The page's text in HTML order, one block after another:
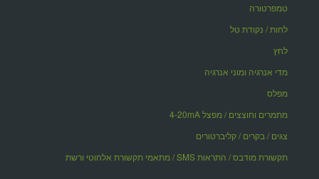
טמפרטורה
לחות / נקודת טל
לחץ
מדי אנרגיה ומוני אנרגיה
מפלס
מתמרים וחוצצים / מפצל 4-20mA
צגים / בקרים / קליברטורים
תקשורת מודבס / התראות SMS / מתאמי תקשורת אלחוטי ורשת